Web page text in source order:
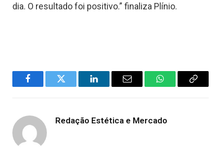
dia. O resultado foi positivo.” finaliza Plínio.
FacebookTwitter LinkedInEmail WhatsAppCopy
Redação Estética e Mercado